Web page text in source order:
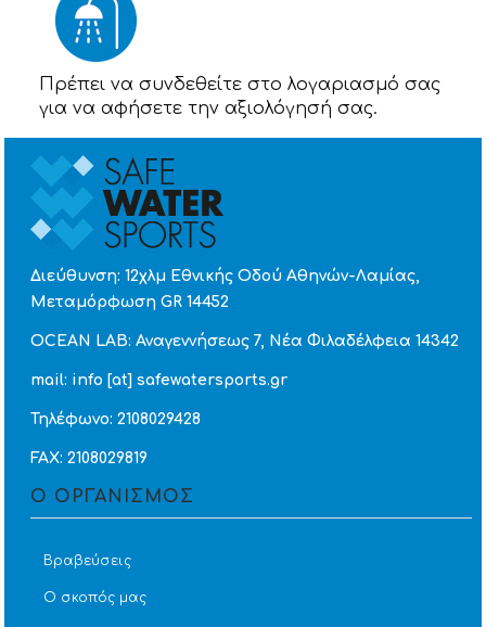
Πρέπει να συνδεθείτε στο λογαριασμό σας
για να αφήσετε την αξιολόγησή σας.
Διεύθυνση: 12χλμ Εθνικής Οδού Αθηνών-Λαμίας,
Μεταμόρφωση GR 14452
OCEAN LAB: Αναγεννήσεως 7, Νέα Φιλαδέλφεια 14342
mail: info [at] safewatersports.gr
Τηλέφωνο: 2108029428
FAX: 2108029819
Ο ΟΡΓΑΝΙΣΜΟΣ
Βραβεύσεις
Ο σκοπός μας